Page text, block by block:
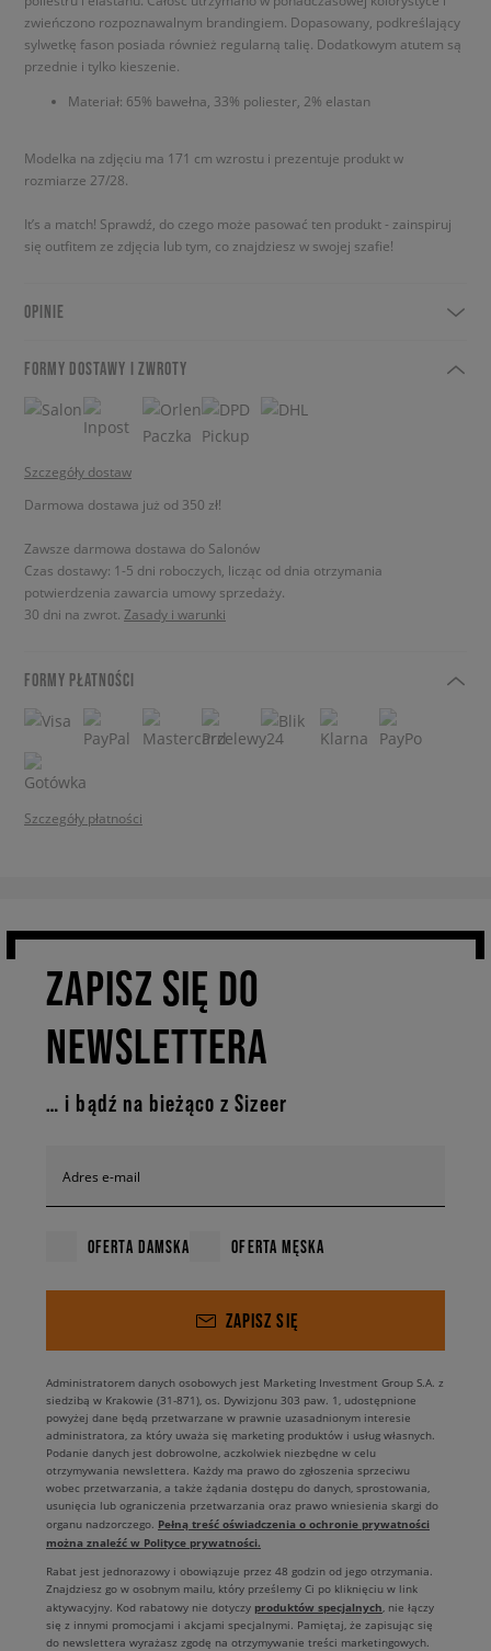
zwieńczono rozpoznawalnym brandingiem. Dopasowany, podkreślający
sylwetkę fason posiada również regularną talię. Dodatkowym atutem są
przednie i tylko kieszenie.
Materiał: 65% bawełna, 33% poliester, 2% elastan
Modelka na zdjęciu ma 171 cm wzrostu i prezentuje produkt w
rozmiarze 27/28.
It’s a match! Sprawdź, do czego może pasować ten produkt - zainspiruj
się outfitem ze zdjęcia lub tym, co znajdziesz w swojej szafie!
OPINIE
FORMY DOSTAWY I ZWROTY
Szczegóły dostaw
Darmowa dostawa już od 350 zł!
Zawsze darmowa dostawa do Salonów
Czas dostawy: 1-5 dni roboczych, licząc od dnia otrzymania
potwierdzenia zawarcia umowy sprzedaży.
30 dni na zwrot. Zasady i warunki
FORMY PŁATNOŚCI
Szczegóły płatności
ZAPISZ SIĘ DO
NEWSLETTERA
… i bądź na bieżąco z Sizeer
Adres e-mail
OFERTA DAMSKA OFERTA MĘSKA
ZAPISZ SIĘ
Administratorem danych osobowych jest Marketing Investment Group S.A. z
siedzibą w Krakowie (31-871), os. Dywizjonu 303 paw. 1, udostępnione
powyżej dane będą przetwarzane w prawnie uzasadnionym interesie
administratora, za który uważa się marketing produktów i usług własnych.
Podanie danych jest dobrowolne, aczkolwiek niezbędne w celu
otrzymywania newslettera. Każdy ma prawo do zgłoszenia sprzeciwu
wobec przetwarzania, a także żądania dostępu do danych, sprostowania,
usunięcia lub ograniczenia przetwarzania oraz prawo wniesienia skargi do
organu nadzorczego. Pełną treść oświadczenia o ochronie prywatności
można znaleźć w Polityce prywatności.
Rabat jest jednorazowy i obowiązuje przez 48 godzin od jego otrzymania.
Znajdziesz go w osobnym mailu, który prześlemy Ci po kliknięciu w link
aktywacyjny. Kod rabatowy nie dotyczy produktów specjalnych, nie łączy
się z innymi promocjami i akcjami specjalnymi. Pamiętaj, że zapisując się
do newslettera wyrażasz zgodę na otrzymywanie treści marketingowych.